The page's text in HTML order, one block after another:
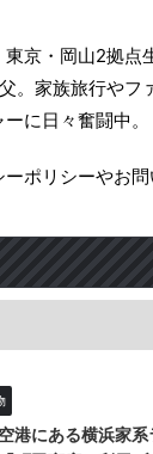
京・岡山2拠点
。家族旅行やフ
に日々奮闘中。
ポリシーやお問
港にある横浜家系